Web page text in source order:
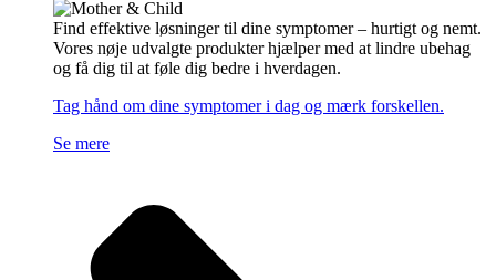
Find effektive løsninger til dine symptomer – hurtigt og nemt.
Vores nøje udvalgte produkter hjælper med at lindre ubehag
og få dig til at føle dig bedre i hverdagen.
Tag hånd om dine symptomer i dag og mærk forskellen.
Se mere